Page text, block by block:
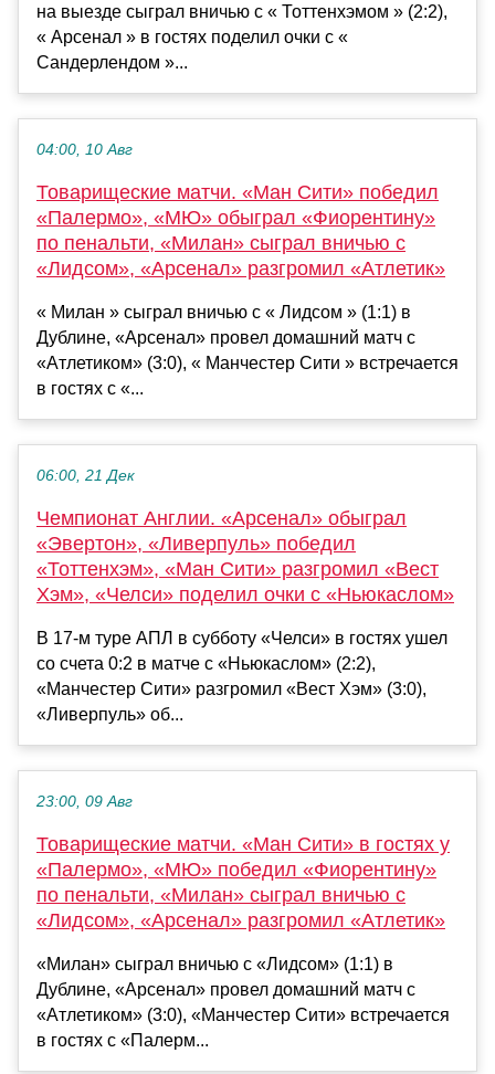
на выезде сыграл вничью с « Тоттенхэмом » (2:2),
« Арсенал » в гостях поделил очки с «
Сандерлендом »...
04:00, 10 Авг
Товарищеские матчи. «Ман Сити» победил
«Палермо», «МЮ» обыграл «Фиорентину»
по пенальти, «Милан» сыграл вничью с
«Лидсом», «Арсенал» разгромил «Атлетик»
« Милан » сыграл вничью с « Лидсом » (1:1) в
Дублине, «Арсенал» провел домашний матч с
«Атлетиком» (3:0), « Манчестер Сити » встречается
в гостях с «...
06:00, 21 Дек
Чемпионат Англии. «Арсенал» обыграл
«Эвертон», «Ливерпуль» победил
«Тоттенхэм», «Ман Сити» разгромил «Вест
Хэм», «Челси» поделил очки с «Ньюкаслом»
В 17-м туре АПЛ в субботу «Челси» в гостях ушел
со счета 0:2 в матче с «Ньюкаслом» (2:2),
«Манчестер Сити» разгромил «Вест Хэм» (3:0),
«Ливерпуль» об...
23:00, 09 Авг
Товарищеские матчи. «Ман Сити» в гостях у
«Палермо», «МЮ» победил «Фиорентину»
по пенальти, «Милан» сыграл вничью с
«Лидсом», «Арсенал» разгромил «Атлетик»
«Милан» сыграл вничью с «Лидсом» (1:1) в
Дублине, «Арсенал» провел домашний матч с
«Атлетиком» (3:0), «Манчестер Сити» встречается
в гостях с «Палерм...